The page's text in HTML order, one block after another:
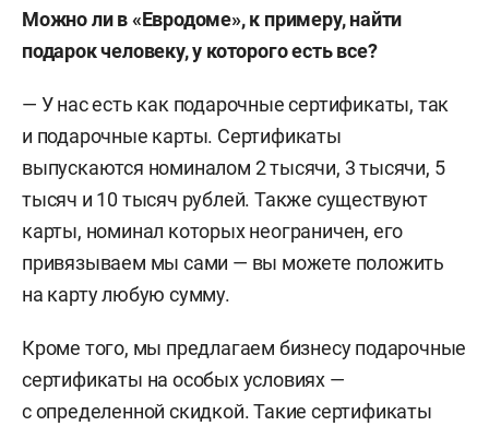
Можно ли в «Евродоме», к примеру, найти
подарок человеку, у которого есть все?
— У нас есть как подарочные сертификаты, так
и подарочные карты. Сертификаты
выпускаются номиналом 2 тысячи, 3 тысячи, 5
тысяч и 10 тысяч рублей. Также существуют
карты, номинал которых неограничен, его
привязываем мы сами — вы можете положить
на карту любую сумму.
Кроме того, мы предлагаем бизнесу подарочные
сертификаты на особых условиях —
с определенной скидкой. Такие сертификаты